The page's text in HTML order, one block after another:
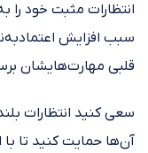
انتظارات مثبت خود را
سبب افزایش
قلبی مهارت‌هایشان
سعی کنید انتظارات
آن‌ها حمایت کنید تا با